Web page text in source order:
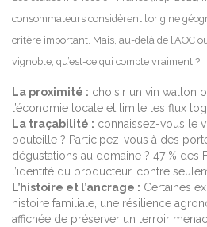
consommateurs considèrent l’origine
critère important. Mais, au-delà de l’AOC
vignoble, qu’est-ce qui compte vraiment ?
La proximité : choisir un vin wallon
l’économie locale et limite les flux
La traçabilité : connaissez-vous le
bouteille ? Participez-vous à des
dégustations au domaine ? 47 % des
l’identité du producteur, contre
L’histoire et l’ancrage : Certaines
histoire familiale, une résilience
affichée de préserver un terroir